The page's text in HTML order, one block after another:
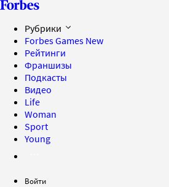
Рубрики
Forbes Games New
Рейтинги
Франшизы
Подкасты
Видео
Life
Woman
Sport
Young
Войти